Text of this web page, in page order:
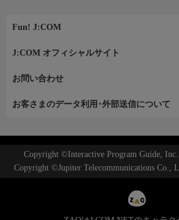
Fun! J:COM
J:COM オフィシャルサイト
お問い合わせ
お客さまのデータ利用･外部送信について
Copyright ©Interactive Program Guide,
Copyright ©Jupiter Telecommunications Co.,